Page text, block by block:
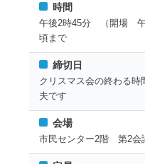
時間
午後2時45分 （開場 午
頃まで
締切日
クリスマス会の終わる時
夫です
会場
市民センター2階 第2会